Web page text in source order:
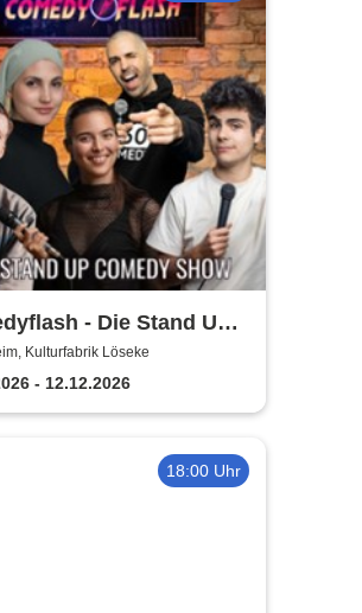
- Die Stand Up
Show in Hildesheim
Kulturfabrik Löseke
- 12.12.2026
18:00 Uhr